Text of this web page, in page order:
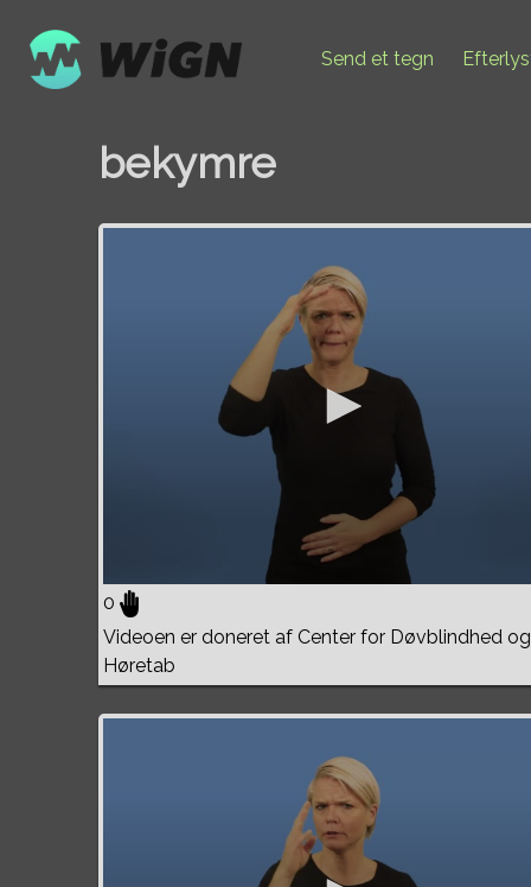
Send et tegn
bekymre
0
Videoen er doneret af Center for Døvblindhed og
Høretab